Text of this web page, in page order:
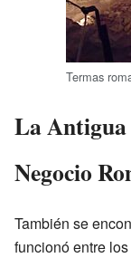
Termas
La Antigua
Negocio
También se
funcionó entre